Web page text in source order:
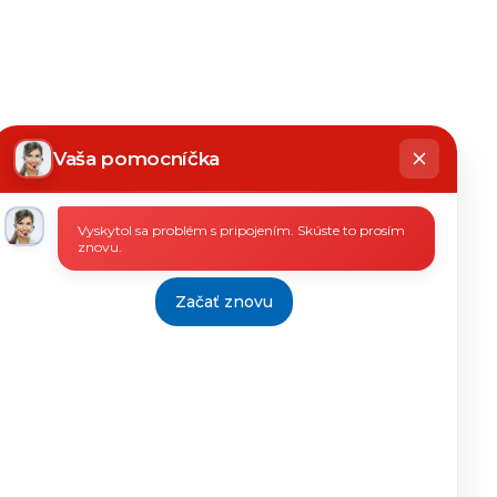
Vaša pomocníčka
Vyskytol sa problém s pripojením. Skúste to prosím
znovu.
Začať znovu